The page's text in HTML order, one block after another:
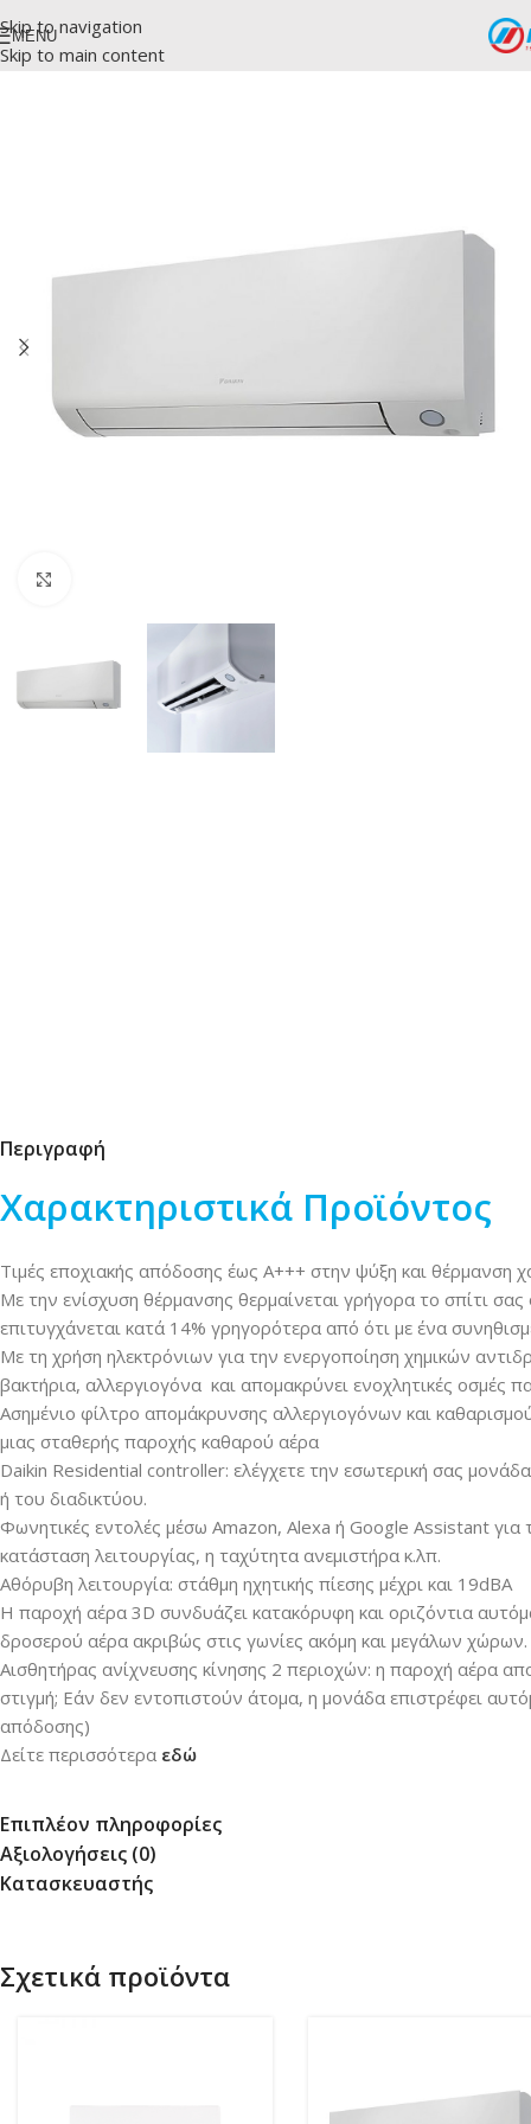
Skip to navigation
Skip to main content
MENU
Περιγραφή
Χαρακτηριστικά Προϊόντος
Τιμές εποχιακής απόδοσης έως A+++ στην ψύξη και θέρμανση
Με την ενίσχυση θέρμανσης θερμαίνεται γρήγορα το σπίτι
επιτυγχάνεται κατά 14% γρηγορότερα από ότι με ένα
Με τη χρήση ηλεκτρόνιων για την ενεργοποίηση χημικών
βακτήρια, αλλεργιογόνα και απομακρύνει ενοχλητικές οσμές
Ασημένιο φίλτρο απομάκρυνσης αλλεργιογόνων και
μιας σταθερής παροχής καθαρού αέρα
Daikin Residential controller: ελέγχετε την εσωτερική σας
ή του διαδικτύου.
Φωνητικές εντολές μέσω Amazon, Alexa ή Google Assistant για
κατάσταση λειτουργίας, η ταχύτητα ανεμιστήρα κ.λπ.
Αθόρυβη λειτουργία: στάθμη ηχητικής πίεσης μέχρι και 19dBA
Η παροχή αέρα 3D συνδυάζει κατακόρυφη και οριζόντια
δροσερού αέρα ακριβώς στις γωνίες ακόμη και μεγάλων χώρων.
Αισθητήρας ανίχνευσης κίνησης 2 περιοχών: η παροχή αέρα
στιγμή; Εάν δεν εντοπιστούν άτομα, η μονάδα επιστρέφει
απόδοσης)
Δείτε περισσότερα εδώ
Επιπλέον πληροφορίες
Αξιολογήσεις (0)
Κατασκευαστής
Σχετικά προϊόντα